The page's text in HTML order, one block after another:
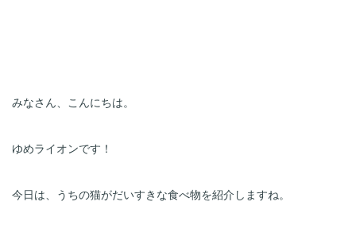
みなさん、こんにちは。
ゆめライオンです！
今日は、うちの猫がだいすきな食べ物を紹介しますね。